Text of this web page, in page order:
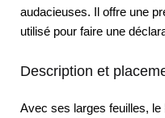
audacieuses. Il offre une
utilisé pour faire une
Description et
Avec ses larges feuilles, le